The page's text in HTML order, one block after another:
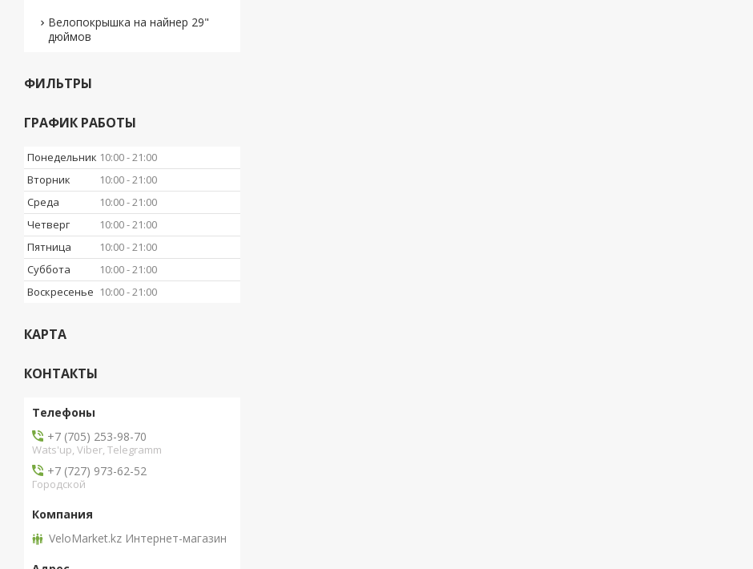
Велопокрышка на найнер 29"
дюймов
ФИЛЬТРЫ
ГРАФИК РАБОТЫ
Понедельник 10:00 21:00
Вторник
10:00 21:00
Среда
10:00 21:00
Четверг
10:00 21:00
Пятница
10:00 21:00
Суббота
10:00 21:00
Воскресенье 10:00 21:00
КАРТА
КОНТАКТЫ
+7 (705) 253-98-70
Wats'up, Viber, Telegramm
+7 (727) 973-62-52
Городской
VeloMarket.kz Интернет-магазин